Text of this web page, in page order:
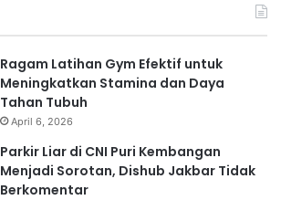
Ragam Latihan Gym Efektif untuk
Meningkatkan Stamina dan Daya
Tahan Tubuh
April 6, 2026
Parkir Liar di CNI Puri Kembangan
Menjadi Sorotan, Dishub Jakbar Tidak
Berkomentar